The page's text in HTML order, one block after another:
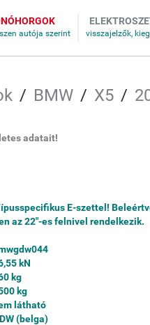
BMW X5
adatait!
E-szettel!
az 22"-es felnivel rendelkezik.
kN
kg
kg
látható
(belga)